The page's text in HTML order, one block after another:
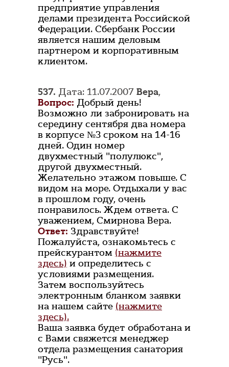
предприятие управления
делами президента Российской
Федерации. Сбербанк России
является нашим деловым
партнером и корпоративным
клиентом.
537. Дата: 11.07.2007 Вера,
Вопрос: Добрый день!
Возможно ли забронировать на
середину сентября два номера
в корпусе №3 сроком на 14-16
дней. Один номер
двухместный "полулюкс",
другой двухместный.
Желательно этажом повыше. С
видом на море. Отдыхали у вас
в прошлом году, очень
понравилось. Ждем ответа. С
уважением, Смирнова Вера.
Ответ: Здравствуйте!
Пожалуйста, ознакомьтесь с
прейскурантом (нажмите
здесь) и определитесь с
условиями размещения.
Затем воспользуйтесь
электронным бланком заявки
на нашем сайте (нажмите
здесь).
Ваша заявка будет обработана и
с Вами свяжется менеджер
отдела размещения санатория
"Русь".